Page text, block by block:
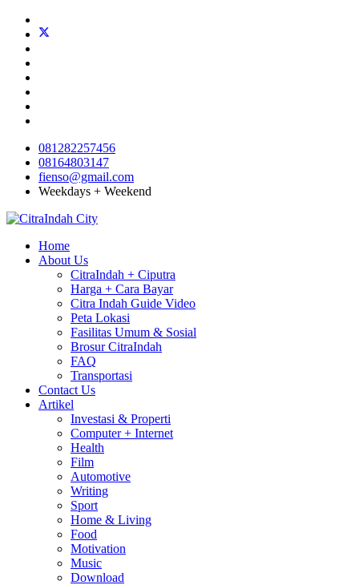
081282257456
08164803147
fienso@gmail.com
Weekdays + Weekend
Home
About Us
CitraIndah + Ciputra
Harga + Cara Bayar
Citra Indah Guide Video
Peta Lokasi
Fasilitas Umum & Sosial
Brosur CitraIndah
FAQ
Transportasi
Contact Us
Artikel
Investasi & Properti
Computer + Internet
Health
Film
Automotive
Writing
Sport
Home & Living
Food
Motivation
Music
Download